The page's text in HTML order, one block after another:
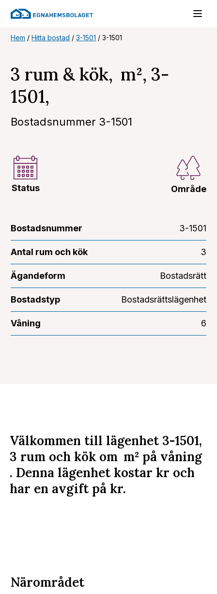
Hem /Hitta bostad /3-1501 /3-1501
3 rum & kök, m², 3-
1501,
Bostadsnummer 3-1501
Status Område
Bostadsnummer 3-1501
Antal rum och kök 3
Ägandeform Bostadsrätt
Bostadstyp Bostadsrättslägenhet
Våning 6
Välkommen till lägenhet 3-1501,
3 rum och kök om m² på våning
. Denna lägenhet kostar kr och
har en avgift på kr.
Närområdet